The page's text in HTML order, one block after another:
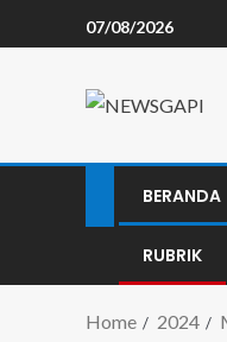
07/08/2026
BERANDA
RUBRIK
Home 2024